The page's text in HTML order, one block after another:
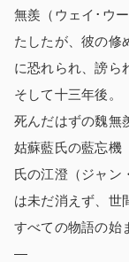
無羨（ウェイ･ウ
たしたが、彼の修
に恐れられ、謗ら
そして十三年後。
死んだはずの魏無
姑蘇藍氏の藍忘機
氏の江澄（ジャン
は未だ消えず、世
すべての物語の始
―